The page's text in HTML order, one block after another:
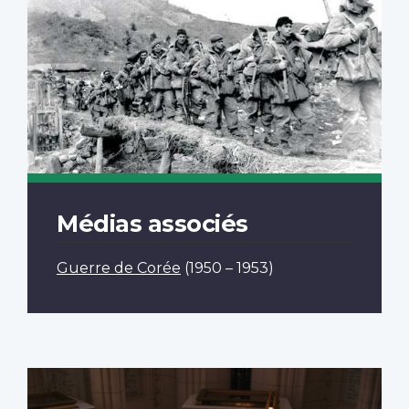
Médias associés
Guerre de Corée (1950 – 1953)